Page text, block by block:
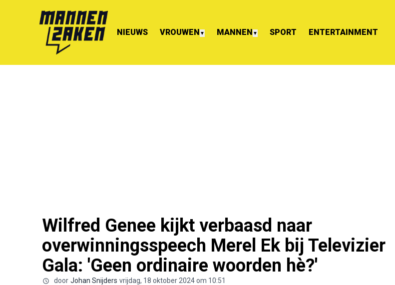
NIEUWS VROUWEN ▼ MANNEN ▼ SPORT ENTERTAINMENT
Wilfred Genee kijkt verbaasd naar
overwinningsspeech Merel Ek bij Televizier
Gala: 'Geen ordinaire woorden hè?'
door Johan Snijders vrijdag, 18 oktober 2024 om 10:51